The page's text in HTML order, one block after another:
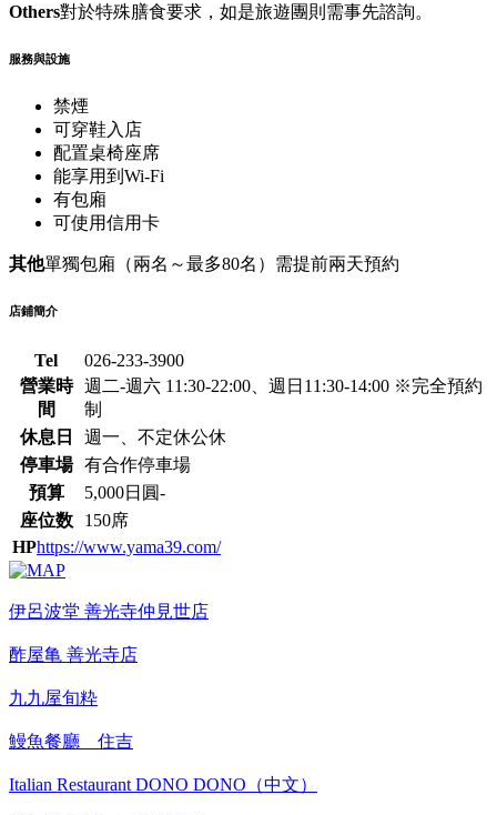
Others對於特殊膳食要求，如是旅遊團則需事先諮詢。
服務與設施
禁煙
可穿鞋入店
配置桌椅座席
能享用到Wi-Fi
有包廂
可使用信用卡
其他單獨包廂（兩名～最多80名）需提前兩天預約
店鋪簡介
Tel
026-233-3900
營業時
間
週二-週六 11:30-22:00、週日11:30-14:00 ※完全預約
制
休息日
週一、不定休公休
停車場
有合作停車場
預算
5,000日圓-
座位数
150席
HPhttps://www.yama39.com/
伊呂波堂 善光寺仲見世店
酢屋亀 善光寺店
九九屋旬粋
鰻魚餐廳 住吉
Italian Restaurant DONO DONO（中文）